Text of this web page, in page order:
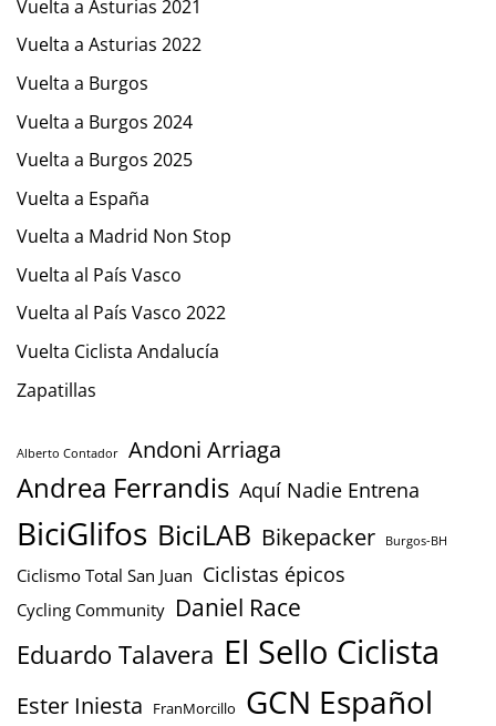
Vuelta a Asturias 2021
Vuelta a Asturias 2022
Vuelta a Burgos
Vuelta a Burgos 2024
Vuelta a Burgos 2025
Vuelta a España
Vuelta a Madrid Non Stop
Vuelta al País Vasco
Vuelta al País Vasco 2022
Vuelta Ciclista Andalucía
Zapatillas
Alberto Contador Andoni Arriaga
Andrea Ferrandis Aquí Nadie Entrena
BiciGlifos BiciLAB Bikepacker Burgos-BH
Ciclismo Total San Juan Ciclistas épicos
Cycling Community Daniel Race
Eduardo Talavera El Sello Ciclista
Ester Iniesta FranMorcillo GCN Español